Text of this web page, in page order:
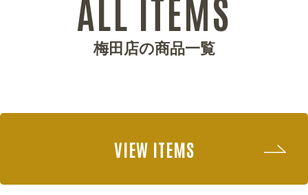
ALL ITEMS
梅田店の商品一覧
VIEW ITEMS